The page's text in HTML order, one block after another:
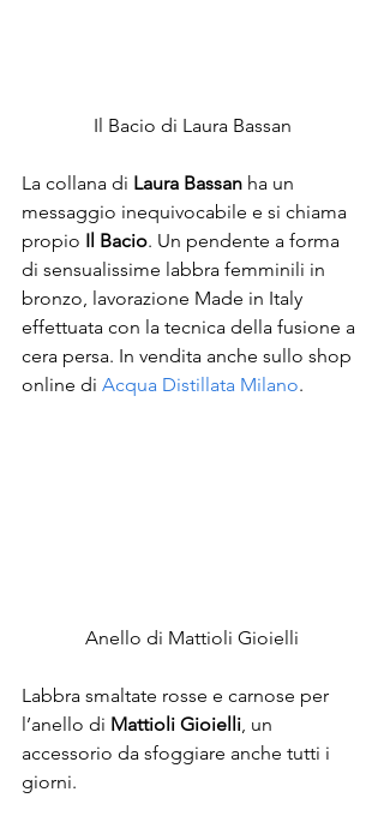
Il Bacio di Laura Bassan
La collana di Laura Bassan ha un
messaggio inequivocabile e si chiama
propio Il Bacio. Un pendente a forma
di sensualissime labbra femminili in
bronzo, lavorazione Made in Italy
effettuata con la tecnica della fusione a
cera persa. In vendita anche sullo shop
online di Acqua Distillata Milano.
Anello di Mattioli Gioielli
Labbra smaltate rosse e carnose per
l’anello di Mattioli Gioielli, un
accessorio da sfoggiare anche tutti i
giorni.